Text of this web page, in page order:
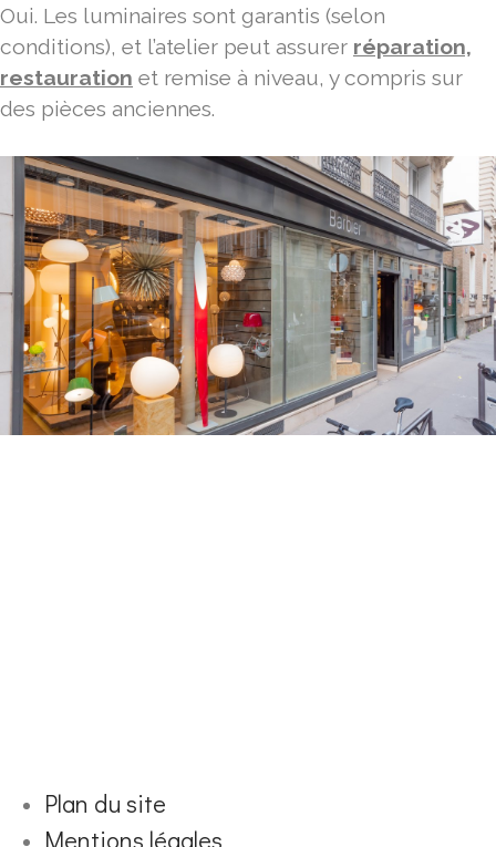
Oui. Les luminaires sont garantis (selon
conditions), et l’atelier peut assurer réparation,
restauration et remise à niveau, y compris sur
des pièces anciennes.
Plan du site
Mentions légales